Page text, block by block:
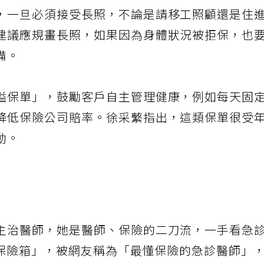
一旦必須接受長照，不論是請移工照顧還是住
議應規畫長照，如果因為身體狀況被拒保，也
備。
保單」，鼓勵客戶自主管理健康，例如每天固
低保險公司賠率。徐采蘩指出，這類保單很受
治醫師，她是醫師、保險的二刀流，一手看急
箱」，被網友稱為「最懂保險的急診醫師」